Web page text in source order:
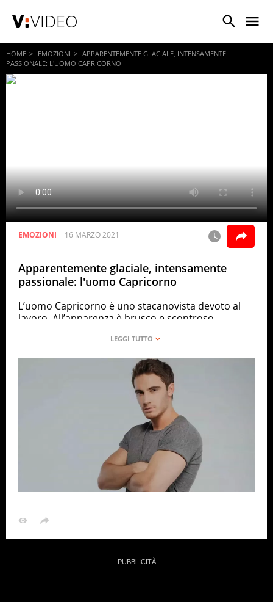
VIDEO
HOME EMOZIONI
APPARENTEMENTE GLACIALE, INTENSAMENTE
PASSIONALE: L'UOMO CAPRICORNO
EMOZIONI 16 MARZO 2021
Apparentemente glaciale, intensamente
passionale: l'uomo Capricorno
L’uomo Capricorno è uno stacanovista devoto al
lavoro. All’apparenza è brusco e scontroso,
agisce di pancia. La sua propensione a sacrificare
antonomasia, ma ha anche dei grandi pregi.